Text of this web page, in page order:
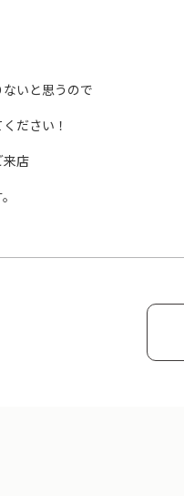
いと思うので
ださい！
来店